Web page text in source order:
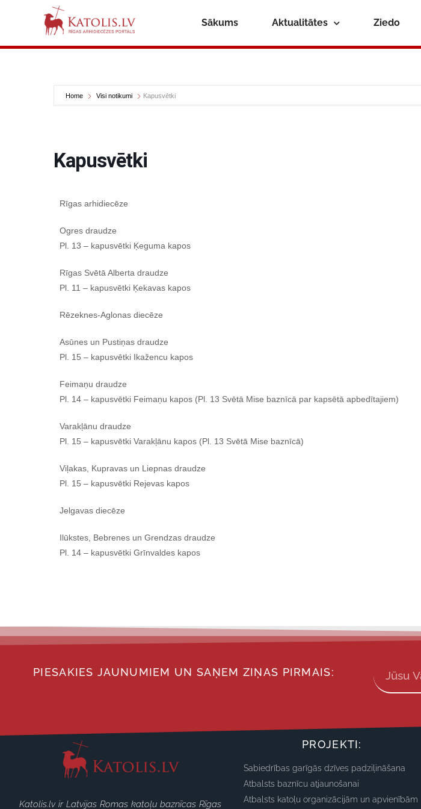
Sākums Aktualitātes Ziedo
Home Visi notikumi Kapusvētki
Kapusvētki
Rīgas arhidiecēze
Ogres draudze
Pl. 13 – kapusvētki Ķeguma kapos
Rīgas Svētā Alberta draudze
Pl. 11 – kapusvētki Ķekavas kapos
Rēzeknes-Aglonas diecēze
Asūnes un Pustiņas draudze
Pl. 15 – kapusvētki Ikažencu kapos
Feimaņu draudze
Pl. 14 – kapusvētki Feimaņu kapos (Pl. 13 Svētā Mise baznīcā par kapsētā apbedītajiem)
Varakļānu draudze
Pl. 15 – kapusvētki Varakļānu kapos (Pl. 13 Svētā Mise baznīcā)
Viļakas, Kupravas un Liepnas draudze
Pl. 15 – kapusvētki Rejevas kapos
Jelgavas diecēze
Ilūkstes, Bebrenes un Grendzas draudze
Pl. 14 – kapusvētki Grīnvaldes kapos
PIESAKIES JAUNUMIEM UN SAŅEM ZIŅAS PIRMAIS:
Katolis.lv ir Latvijas Romas katoļu baznīcas Rīgas
PROJEKTI:
Sabiedrības garīgās dzīves padziļināšana
Atbalsts baznīcu atjaunošanai
Atbalsts katoļu organizācijām un apvienībām